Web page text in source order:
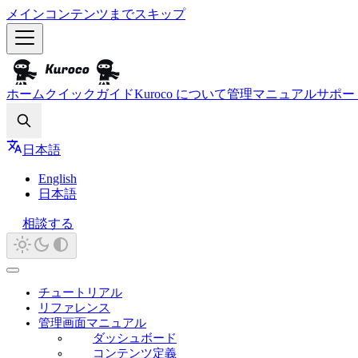
メインコンテンツまでスキップ
ホーム クイックガイドKuroco について管理マニュアルサポー
日本語
English
日本語
相談する
チュートリアル
リファレンス
管理画面マニュアル
ダッシュボード
コンテンツ定義